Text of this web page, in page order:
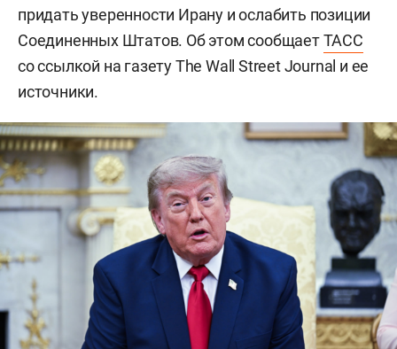
придать уверенности Ирану и ослабить позиции
Соединенных Штатов. Об этом сообщаетТАСС
со ссылкой на газету The Wall Street Journal и ее
источники.